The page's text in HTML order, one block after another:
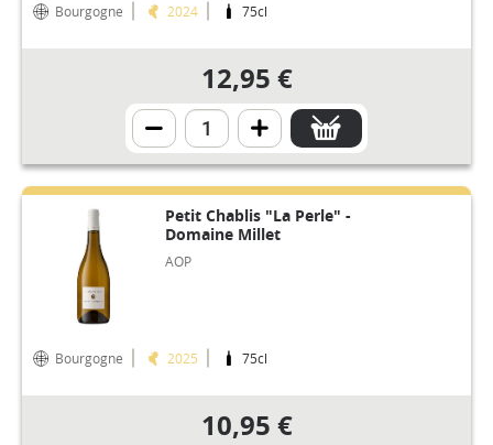
Bourgogne 2024 75cl
12,95 €
Petit Chablis "La Perle" -
Domaine Millet
AOP
Bourgogne 2025 75cl
10,95 €